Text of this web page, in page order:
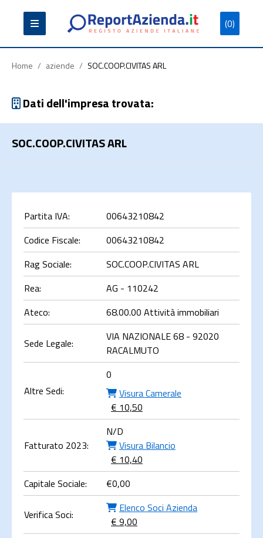
(0)
Partita
Iva
Codice
Fiscale
Ragione
Sociale
Cerca
Home / aziende / SOC.COOP.CIVITAS ARL
Dati dell'impresa trovata:
SOC.COOP.CIVITAS ARL
Partita IVA:
00643210842
Codice Fiscale:
00643210842
Rag Sociale:
SOC.COOP.CIVITAS ARL
Rea:
AG - 110242
Ateco:
68.00.00 Attività immobiliari
Sede Legale:
VIA NAZIONALE 68 - 92020
RACALMUTO
Altre Sedi:
0
Visura Camerale
€ 10,50
Fatturato 2023:
N/D
Visura Bilancio
€ 10,40
Capitale Sociale:
€0,00
Verifica Soci:
Elenco Soci Azienda
€ 9,00